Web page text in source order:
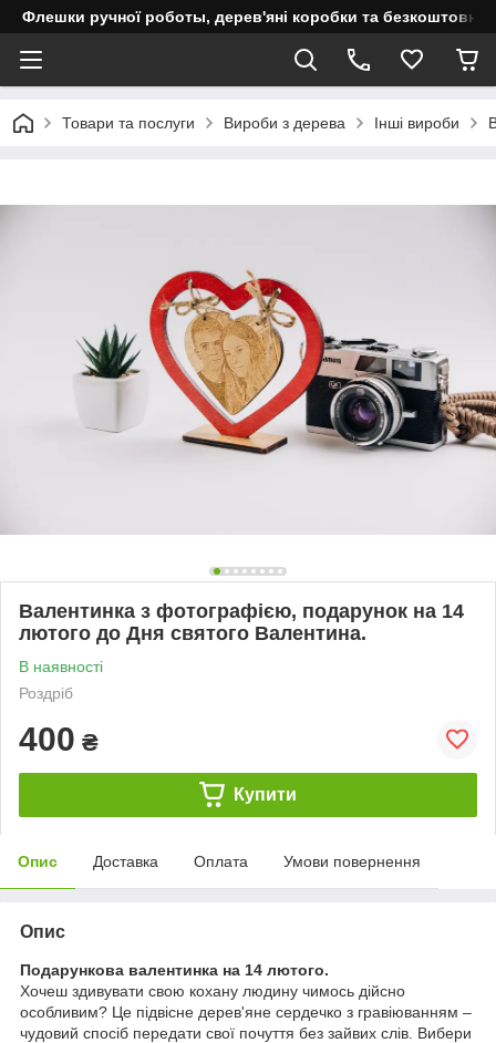
Флешки ручної роботы, дерев'яні коробки та безкоштовне
Товари та послуги Вироби з дерева Інші вироби
Валентинка з фотографією, подарунок на 14
лютого до Дня святого Валентина.
В наявності
Роздріб
400 ₴
Купити
Опис Доставка Оплата Умови повернення
Опис
Подарункова валентинка на 14 лютого.
Хочеш здивувати свою кохану людину чимось дійсно
особливим? Це підвісне дерев'яне сердечко з гравіюванням –
чудовий спосіб передати свої почуття без зайвих слів. Вибери